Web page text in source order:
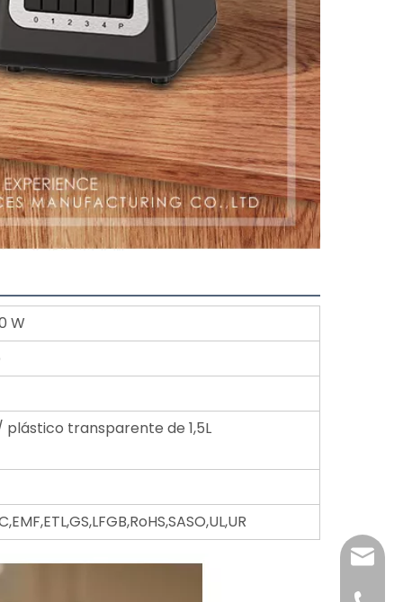
W
transparente de 1,5L